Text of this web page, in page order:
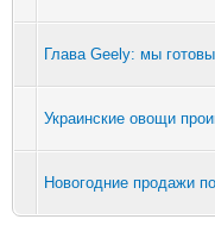
Глава Geely: мы
Украинские овощи
Новогодние продажи